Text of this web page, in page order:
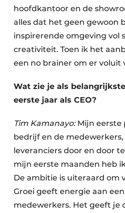
hoofdkantoor en de
alles dat het geen gewoon
inspirerende omgeving vol
creativiteit. Toen ik het
een no brainer om er voluit
Wat zie je als
eerste jaar als CEO?
Tim Kamanayo: Mijn eerste
bedrijf en de
leveranciers door en door
mijn eerste maanden heb
De ambitie is uiteraard om
Groei geeft energie aan
medewerkers. Het geeft je